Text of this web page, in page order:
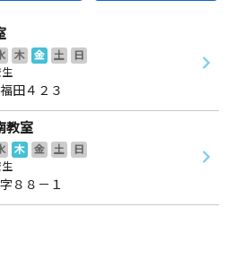
木 金 土
日
田４２３
教室
木 金 土
日
８８－１